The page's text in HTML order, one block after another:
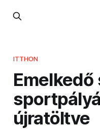
ITTHON
újratöltve